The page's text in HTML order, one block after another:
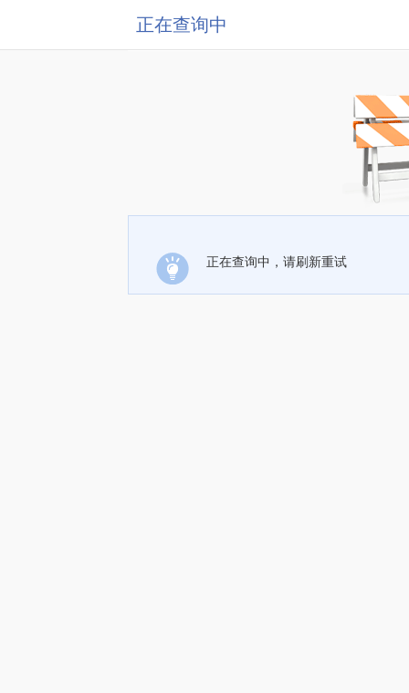
正在查询中
正在查询中，请刷新重试